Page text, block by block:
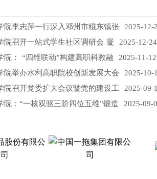
院李志萍一行深入邓州市穰东镇张 2025-12-
院召开一站式学生社区调研会 凝 2025-12-24
院： “四维联动”构建高职科教融 2025-11-12
院举办水利高职院校创新发展大会 2025-10-
院召开党委扩大会议暨党的建设工
2025-09-
院：“一核双驱三阶四位五维”锻造 2025-09-